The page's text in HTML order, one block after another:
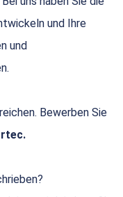
und Ihre
und
Bewerben Sie